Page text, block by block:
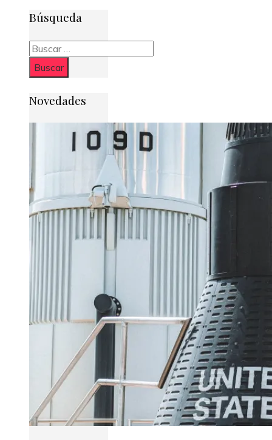
Búsqueda
Buscar:
Novedades